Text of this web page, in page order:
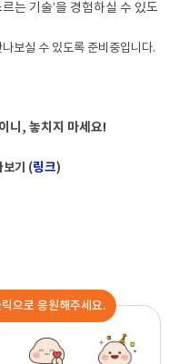
르는 기술’을 경험하실 수 있도
보실 수 있도록 준비중입니다.
니, 놓치지 마세요!
기 (링크)
으로 응원해주세요.